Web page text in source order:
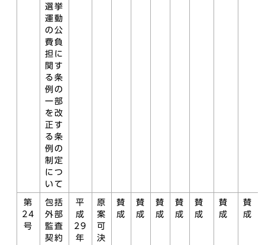
選挙
運動
の公
費負
担に
関す
る条
例の
一部
を改
正す
る条
例の
制定
につ
いて
第
24
号
包括
外部
監査
契約
平
成
29
年
原
案
可
決
賛
成
賛
成
賛
成
賛
成
賛
成
賛
成
賛
成